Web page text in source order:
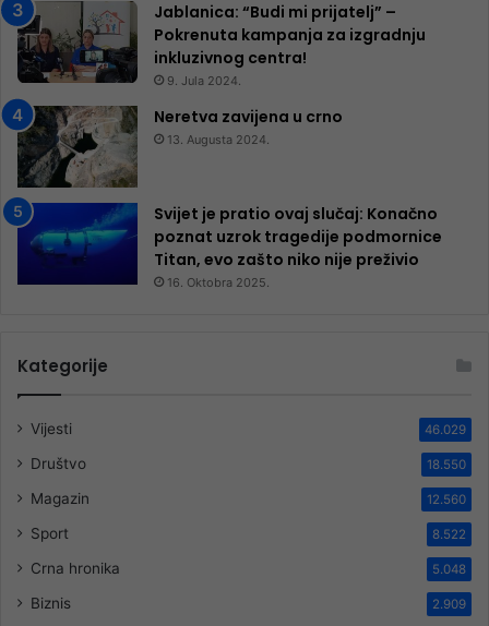
Jablanica: “Budi mi prijatelj” –
Pokrenuta kampanja za izgradnju
inkluzivnog centra!
9. Jula 2024.
Neretva zavijena u crno
13. Augusta 2024.
Svijet je pratio ovaj slučaj: Konačno
poznat uzrok tragedije podmornice
Titan, evo zašto niko nije preživio
16. Oktobra 2025.
Kategorije
Vijesti 46.029
Društvo 18.550
Magazin 12.560
Sport 8.522
Crna hronika 5.048
Biznis 2.909